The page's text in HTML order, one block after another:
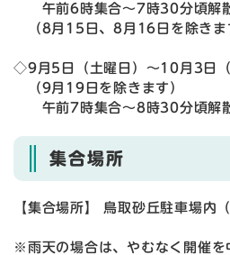
午前6時集合～7時30分頃解散
（8月15日、8月16日を除きま
◇9月5日（土曜日）～10月3日（
（9月19日を除きます）
午前7時集合～8時30分頃解散
集合場所
【集合場所】 鳥取砂丘駐車場内
※雨天の場合は、やむなく開催を